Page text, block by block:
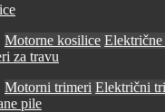
Motorne kosilice
za travu
Motorni trimeri Električni
pile